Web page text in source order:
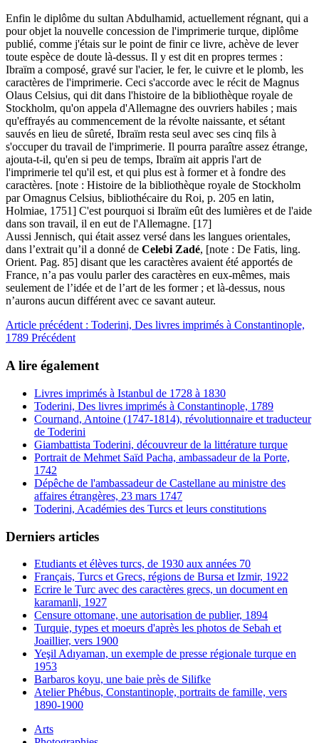
Enfin le diplôme du sultan Abdulhamid, actuellement régnant, qui a
pour objet la nouvelle concession de l'imprimerie turque, diplôme
publié, comme j'étais sur le point de finir ce livre, achève de lever
toute espèce de doute là-dessus. Il y est dit en propres termes :
Ibraïm a composé, gravé sur l'acier, le fer, le cuivre et le plomb, les
caractères de l'imprimerie. Ceci s'accorde avec le récit de Magnus
Olaus Celsius, qui dit dans l'histoire de la bibliothèque royale de
Stockholm, qu'on appela d'Allemagne des ouvriers habiles ; mais
qu'effrayés au commencement de la révolte naissante, et sétant
sauvés en lieu de sûreté, Ibraïm resta seul avec ses cinq fils à
s'occuper du travail de l'imprimerie. Il pourra paraître assez étrange,
ajouta-t-il, qu'en si peu de temps, Ibraïm ait appris l'art de
l'imprimerie tel qu'il est, et qui plus est à former et à fondre des
caractères. [note : Histoire de la bibliothèque royale de Stockholm
par Omagnus Celsius, bibliothécaire du Roi, p. 205 en latin,
Holmiae, 1751] C'est pourquoi si Ibraïm eût des lumières et de l'aide
dans son travail, il en eut de l'Allemagne. [17]
Aussi Jennisch, qui était assez versé dans les langues orientales,
dans l’extrait qu’il a donné de Celebi Zadé, [note : De Fatis, ling.
Orient. Pag. 85] disant que les caractères avaient été apportés de
France, n’a pas voulu parler des caractères en eux-mêmes, mais
seulement de l’idée et de l’art de les former ; et là-dessus, nous
n’aurons aucun différent avec ce savant auteur.
Article précédent : Toderini, Des livres imprimés à Constantinople,
1789 Précédent
A lire également
Livres imprimés à Istanbul de 1728 à 1830
Toderini, Des livres imprimés à Constantinople, 1789
Cournand, Antoine (1747-1814), révolutionnaire et traducteur
de Toderini
Giambattista Toderini, découvreur de la littérature turque
Portrait de Mehmet Saïd Pacha, ambassadeur de la Porte,
1742
Dépêche de l'ambassadeur de Castellane au ministre des
affaires étrangères, 23 mars 1747
Toderini, Académies des Turcs et leurs constitutions
Derniers articles
Etudiants et élèves turcs, de 1930 aux années 70
Français, Turcs et Grecs, régions de Bursa et Izmir, 1922
Ecrire le Turc avec des caractères grecs, un document en
karamanli, 1927
Censure ottomane, une autorisation de publier, 1894
Turquie, types et moeurs d'après les photos de Sebah et
Joaillier, vers 1900
Yeşil Adıyaman, un exemple de presse régionale turque en
1953
Barbaros koyu, une baie près de Silifke
Atelier Phébus, Constantinople, portraits de famille, vers
1890-1900
Arts